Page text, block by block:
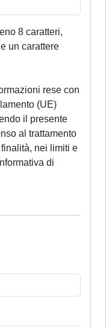
8 caratteri,
un carattere
rese con
(UE)
il presente
al trattamento
nei limiti e
di